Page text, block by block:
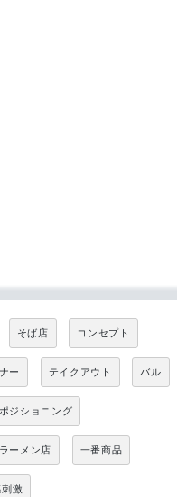
そば店 コンセプト
ー テイクアウト バル
ポジショニング
ラーメン店 一番商品
激